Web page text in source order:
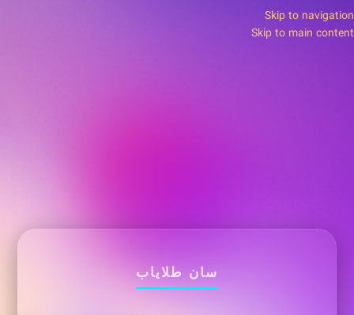
Skip to navigation
Skip to main content
سان طلایاب